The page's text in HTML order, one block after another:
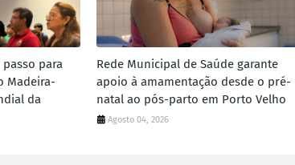
para
Madeira-
da
Rede Municipal de Saúde garante
apoio à amamentação desde o pré-
natal ao pós-parto em Porto Velho
Agosto 04, 2026